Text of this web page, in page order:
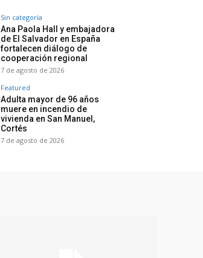
Sin categoría
Ana Paola Hall y embajadora
de El Salvador en España
fortalecen diálogo de
cooperación regional
7 de agosto de 2026
Featured
Adulta mayor de 96 años
muere en incendio de
vivienda en San Manuel,
Cortés
7 de agosto de 2026